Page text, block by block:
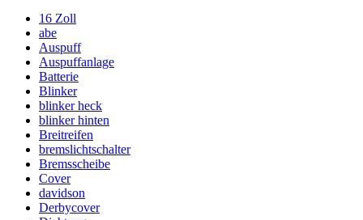
16 Zoll
abe
Auspuff
Auspuffanlage
Batterie
Blinker
blinker heck
blinker hinten
Breitreifen
bremslichtschalter
Bremsscheibe
Cover
davidson
Derbycover